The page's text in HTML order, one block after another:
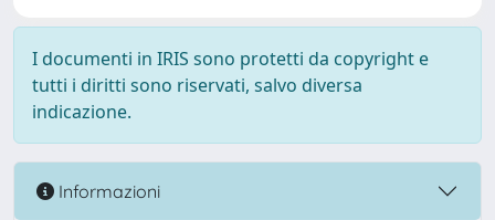
I documenti in IRIS sono protetti da copyright e
tutti i diritti sono riservati, salvo diversa
indicazione.
Informazioni